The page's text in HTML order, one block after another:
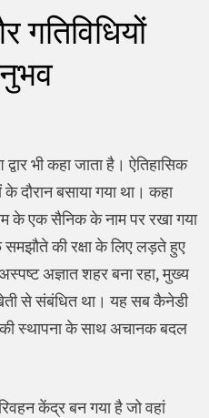
भी कहा जाता है। ऐतिहासिक
दौरान बसाया गया था। कहा
के एक सैनिक के नाम पर रखा गया
समझौते की रक्षा के लिए लड़ते हुए
अज्ञात शहर बना रहा, मुख्य
से संबंधित था। यह सब कैनेडी
स्थापना के साथ अचानक बदल
केंद्र बन गया है जो वहां